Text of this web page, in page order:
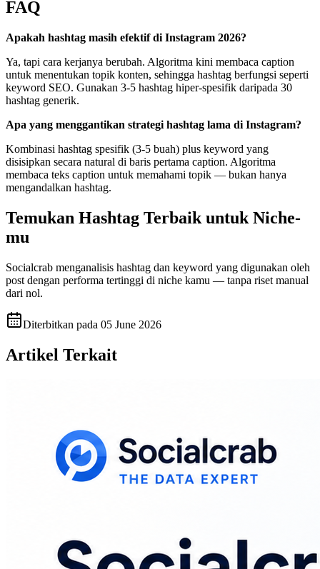
FAQ
Apakah hashtag masih efektif di Instagram 2026?
Ya, tapi cara kerjanya berubah. Algoritma kini membaca caption
untuk menentukan topik konten, sehingga hashtag berfungsi seperti
keyword SEO. Gunakan 3-5 hashtag hiper-spesifik daripada 30
hashtag generik.
Apa yang menggantikan strategi hashtag lama di Instagram?
Kombinasi hashtag spesifik (3-5 buah) plus keyword yang
disisipkan secara natural di baris pertama caption. Algoritma
membaca teks caption untuk memahami topik — bukan hanya
mengandalkan hashtag.
Temukan Hashtag Terbaik untuk Niche-
mu
Socialcrab menganalisis hashtag dan keyword yang digunakan oleh
post dengan performa tertinggi di niche kamu — tanpa riset manual
dari nol.
Diterbitkan pada 05 June 2026
Artikel Terkait